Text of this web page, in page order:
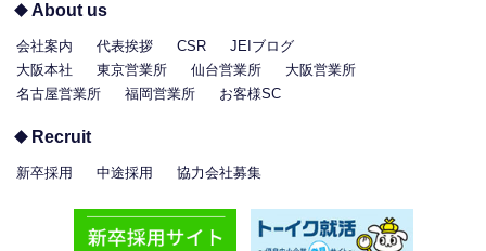
About us
会社案内 代表挨拶 CSR
JEIブログ
大阪本社
東京営業所 仙台営業所
大阪営業所
名古屋営業所
福岡営業所 お客様SC
Recruit
新卒採用 中途採用 協力会社募集